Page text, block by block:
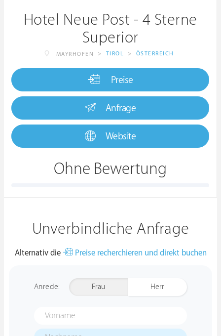
Hotel Neue Post - 4 Sterne
Superior
MAYRHOFEN > TIROL > ÖSTERREICH
Preise
Anfrage
Website
Ohne Bewertung
Unverbindliche Anfrage
Alternativ die Preise recherchieren und direkt buchen
Anrede: Frau Herr